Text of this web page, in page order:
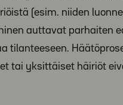
(esim. niiden
auttavat parhaiten
tilanteeseen.
tai yksittäiset häiriöt